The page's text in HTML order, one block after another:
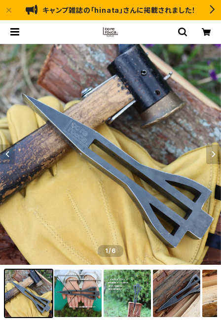
キャンプ雑誌の「hinata」さんに掲載されました！
1/6